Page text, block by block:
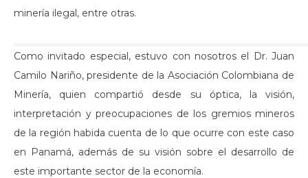
minería ilegal, entre otras.
Como invitado especial, estuvo con nosotros el Dr. Juan
Camilo Nariño, presidente de la Asociación Colombiana de
Minería, quien compartió desde su óptica, la visión,
interpretación y preocupaciones de los gremios mineros
de la región habida cuenta de lo que ocurre con este caso
en Panamá, además de su visión sobre el desarrollo de
este importante sector de la economía.